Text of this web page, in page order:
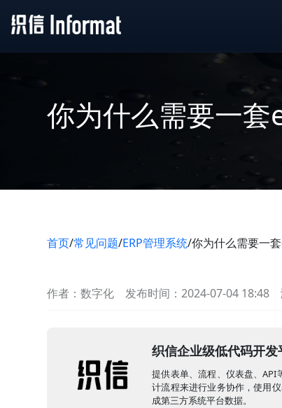
你为什么需要一
首页/常见问题/ERP管理系统/你为什么需要一
作者：数字化 发布时间：2024-07-04 18:48
织信企业级低代码开发
提供表单、流程、仪表盘、
计流程来进行业务协作，使用
成第三方系统平台数据。